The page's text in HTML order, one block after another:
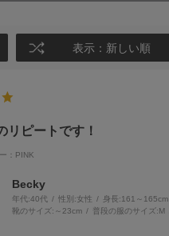
表示：新しい順
リピートです！
：PINK
Becky
年代:40代 性別:女性 身長:161～165cm
靴のサイズ: ～23cm 普段の服のサイズ:M